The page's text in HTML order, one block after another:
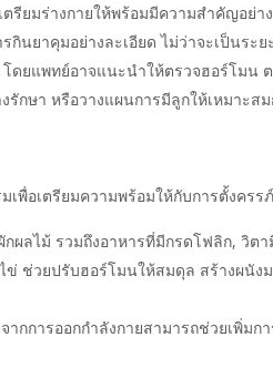
รียมร่างกายให้พร้อมมีความสำคัญอย่
นยาคุมอย่างละเอียด ไม่ว่าจะเป็นระ
ดยแพทย์อาจแนะนำให้ตรวจฮอร์โมน
รักษา หรือวางแผนการมีลูกให้เหมาะ
พื่อเตรียมความพร้อมให้กับการตั้งครร
กผลไม้ รวมถึงอาหารที่มีกรดโฟลิก, วิต
ข่ ช่วยปรับฮอร์โมนให้สมดุล สร้างผนัง
จากการออกกำลังกายสามารถช่วยเพิ่ม